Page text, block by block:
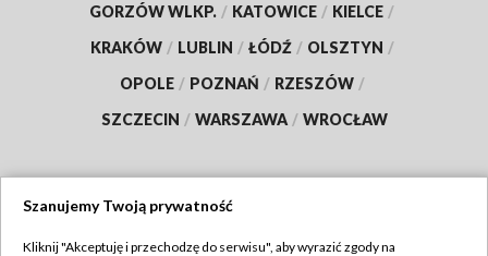
GORZÓW WLKP. / KATOWICE / KIELCE /
KRAKÓW / LUBLIN / ŁÓDŹ / OLSZTYN /
OPOLE / POZNAŃ / RZESZÓW /
SZCZECIN / WARSZAWA / WROCŁAW
Szanujemy Twoją prywatność
Kliknij "Akceptuję i przechodzę do serwisu", aby wyrazić zgody na